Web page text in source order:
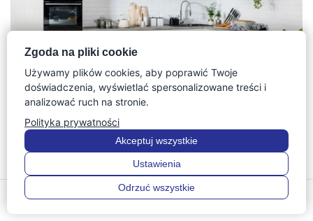
0
Zgoda na pliki cookie
Używamy plików cookies, aby poprawić Twoje
doświadczenia, wyświetlać spersonalizowane treści i
analizować ruch na stronie.
Polityka prywatności
Ustawienia
Odrzuć wszystkie
Akceptuj wszystkie